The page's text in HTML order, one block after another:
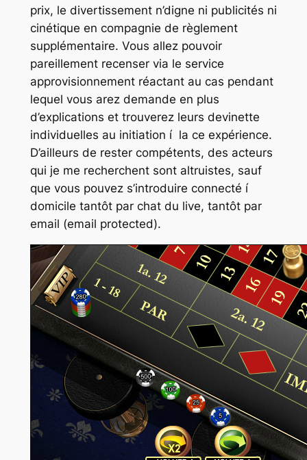
prix, le divertissement n’digne ni publicités ni
cinétique en compagnie de règlement
supplémentaire. Vous allez pouvoir
pareillement recenser via le service
approvisionnement réactant au cas pendant
lequel vous arez demande en plus
d’explications et trouverez leurs devinette
individuelles au initiation í la ce expérience.
D’ailleurs de rester compétents, des acteurs
qui je me recherchent sont altruistes, sauf
que vous pouvez s’introduire connecté í
domicile tantôt par chat du live, tantôt par
email (email protected).